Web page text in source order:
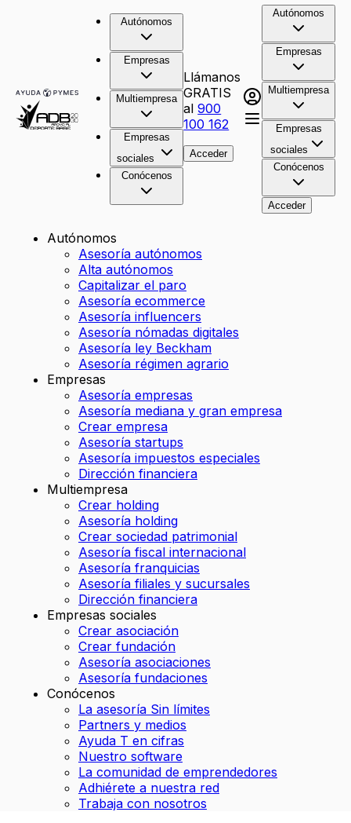
Autónomos
Empresas
Multiempresa
Empresas
sociales
Conócenos
Llámanos
GRATIS
al900
100 162
Acceder
Autónomos
Empresas
Multiempresa
Empresas
sociales
Conócenos
Acceder
Autónomos
Asesoría autónomos
Alta autónomos
Capitalizar el paro
Asesoría ecommerce
Asesoría influencers
Asesoría nómadas digitales
Asesoría ley Beckham
Asesoría régimen agrario
Empresas
Asesoría empresas
Asesoría mediana y gran empresa
Crear empresa
Asesoría startups
Asesoría impuestos especiales
Dirección financiera
Multiempresa
Crear holding
Asesoría holding
Crear sociedad patrimonial
Asesoría fiscal internacional
Asesoría franquicias
Asesoría filiales y sucursales
Dirección financiera
Empresas sociales
Crear asociación
Crear fundación
Asesoría asociaciones
Asesoría fundaciones
Conócenos
La asesoría Sin límites
Partners y medios
Ayuda T en cifras
Nuestro software
La comunidad de emprendedores
Adhiérete a nuestra red
Trabaja con nosotros